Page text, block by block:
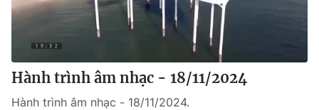
Hành trình âm nhạc - 18/11/2024
Hành trình âm nhạc - 18/11/2024.